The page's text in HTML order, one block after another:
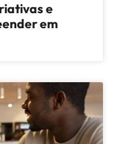
e
em